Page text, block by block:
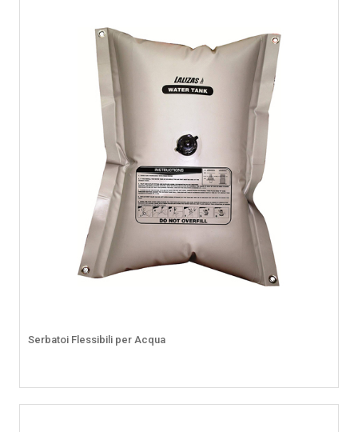
Serbatoi Flessibili per Acqua